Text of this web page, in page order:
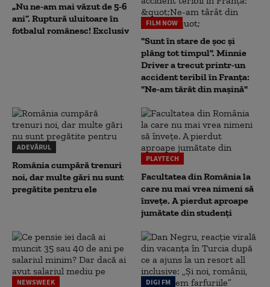
„Nu ne-am mai văzut de 5-6
ani”. Ruptură uluitoare în
fotbalul românesc! Exclusiv
FILM NOW
"Sunt în stare de șoc și
plâng tot timpul". Minnie
Driver a trecut printr-un
accident teribil în Franța:
"Ne-am târât din mașină"
ADEVĂRUL
România cumpără trenuri
noi, dar multe gări nu sunt
pregătite pentru ele
PLAYTECH
Facultatea din România la
care nu mai vrea nimeni să
înveţe. A pierdut aproape
jumătate din studenţi
NEWSWEEK DIGI FM